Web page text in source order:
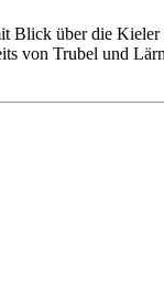
Blick über die
von Trubel und